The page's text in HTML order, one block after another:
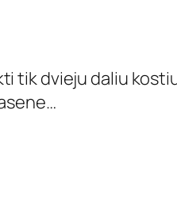
tik dvieju daliu